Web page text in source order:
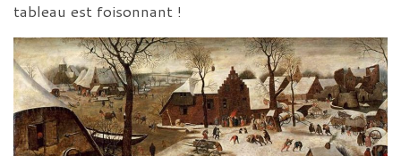
tableau est foisonnant !